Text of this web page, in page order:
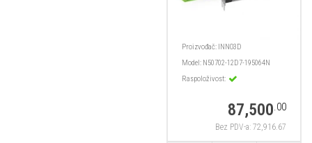
Proizvođač: INNO3D
Model: N50702-12D7-195064N
Raspoloživost:
87,500.00
Bez PDV-a: 72,916.67